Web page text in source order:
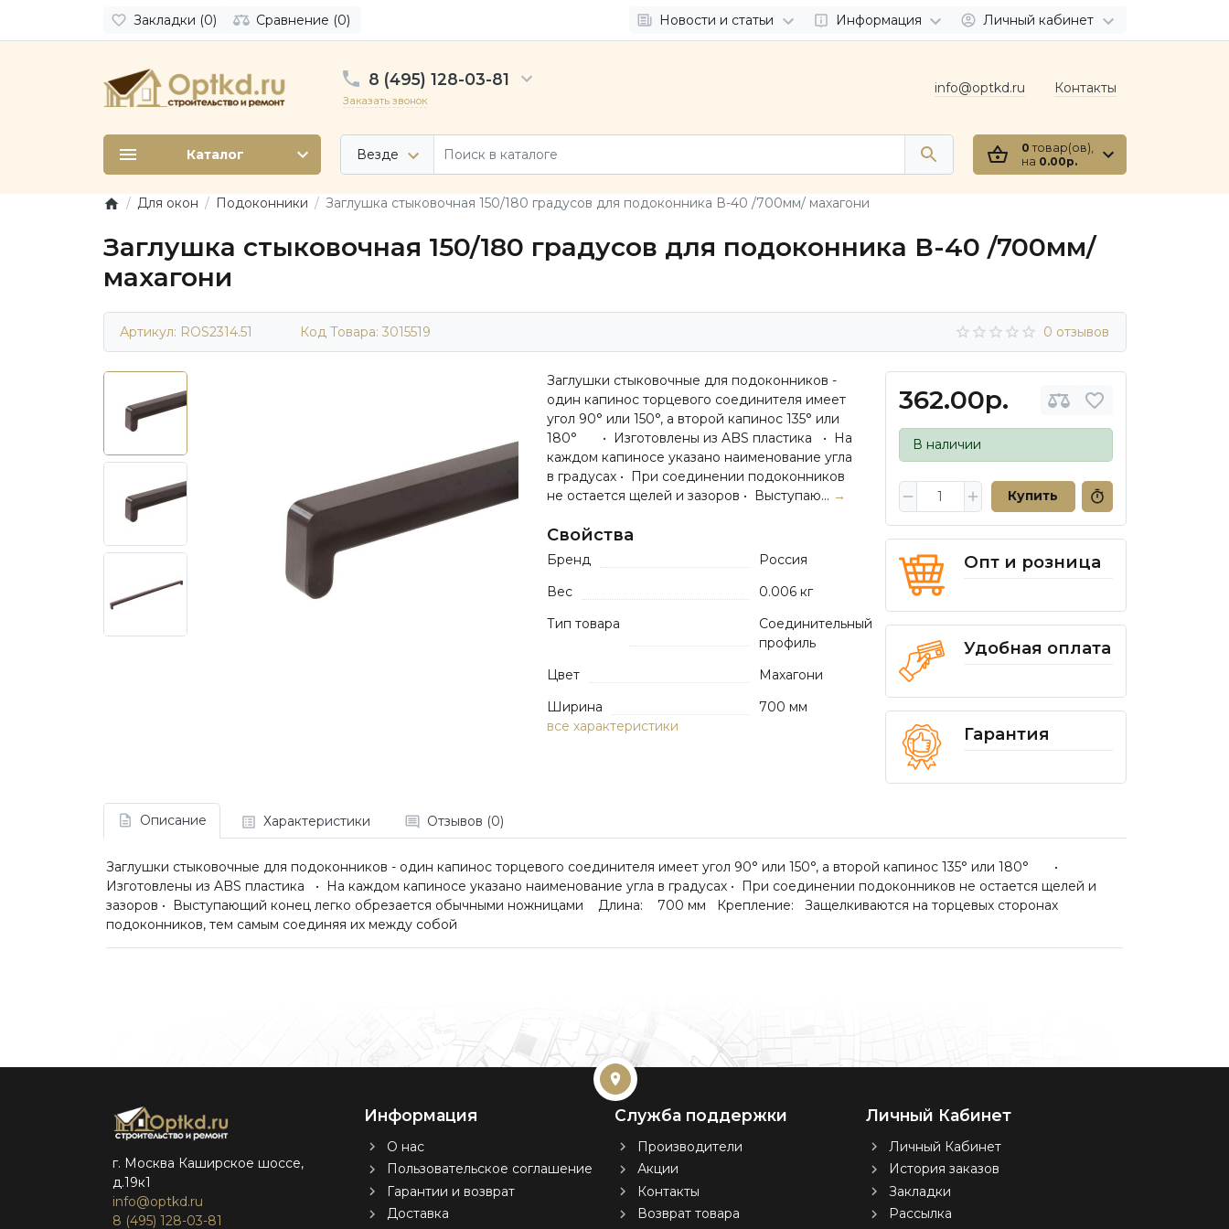
Закладки (0) Сравнение (0) Новости и статьи Информация Личный кабинет
8 (495) 128-03-81
Заказать звонок
Везде
info@optkd.ru Контакты
0 товар(ов),
на 0.00р.
Каталог
Для окон Подоконники Заглушка стыковочная 150/180 градусов для подоконника В-40 /700мм/ махагони
Заглушка стыковочная 150/180 градусов для подоконника В-40 /700мм/
махагони
Артикул: ROS2314.51 Код Товара: 3015519 0 отзывов
362.00р.
В наличии
Купить
Опт и розница
Удобная оплата
Гарантия
Заглушки стыковочные для подоконников -
один капинос торцевого соединителя имеет
угол 90° или 150°, а второй капинос 135° или
180° • Изготовлены из ABS пластика • На
каждом капиносе указано наименование угла
в градусах • При соединении подоконников
не остается щелей и зазоров • Выступаю... →
Свойства
Бренд
Россия
Вес
0.006 кг
Тип товара
Соединительный
профиль
Цвет
Махагони
Ширина
700 мм
все характеристики
Описание Характеристики Отзывов (0)
Заглушки стыковочные для подоконников - один капинос торцевого соединителя имеет угол 90° или 150°, а второй капинос 135° или 180° •
Изготовлены из ABS пластика • На каждом капиносе указано наименование угла в градусах • При соединении подоконников не остается щелей и
зазоров • Выступающий конец легко обрезается обычными ножницами Длина: 700 мм Крепление: Защелкиваются на торцевых сторонах
подоконников, тем самым соединяя их между собой
г. Москва Каширское шоссе,
д.19к1
info@optkd.ru
8 (495) 128-03-81
Информация
О нас
Пользовательское соглашение
Гарантии и возврат
Доставка
Служба поддержки
Производители
Акции
Контакты
Возврат товара
Личный Кабинет
Личный Кабинет
История заказов
Закладки
Рассылка